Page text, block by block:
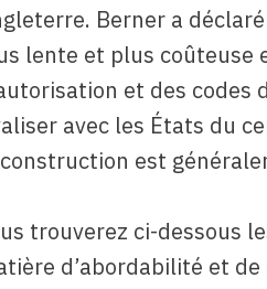
Berner a
lente et plus coûteuse
et des codes
avec les États du
est
trouverez ci-dessous
d’abordabilité et